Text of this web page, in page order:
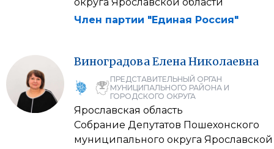
Член партии "Единая Россия"
ВиноградоваЕленаНиколаевна
ПРЕДСТАВИТЕЛЬНЫЙ ОРГАН
МУНИЦИПАЛЬНОГО РАЙОНА И
ГОРОДСКОГО ОКРУГА
Ярославская область
Собрание Депутатов Пошехонского
муниципального округа Ярославской